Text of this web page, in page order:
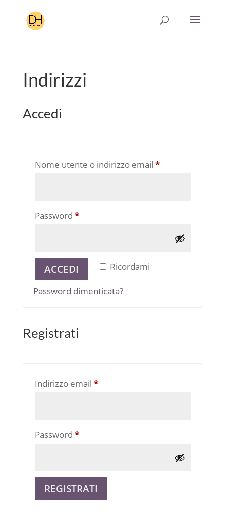
Indirizzi
Accedi
Nome utente o indirizzo email *Richiesto
Password *Richiesto
Alternative: Ricordami
ACCEDI
Password dimenticata?
Registrati
Indirizzo email *Richiesto
Password *Richiesto
REGISTRATI